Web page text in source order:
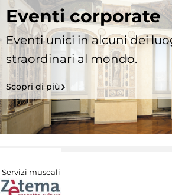
Eventi corporate
Eventi unici in alcuni dei
straordinari al mondo.
Scopri di più
Servizi museali